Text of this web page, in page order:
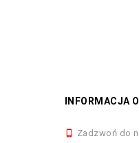
INFORMACJA
 Zadzwoń do